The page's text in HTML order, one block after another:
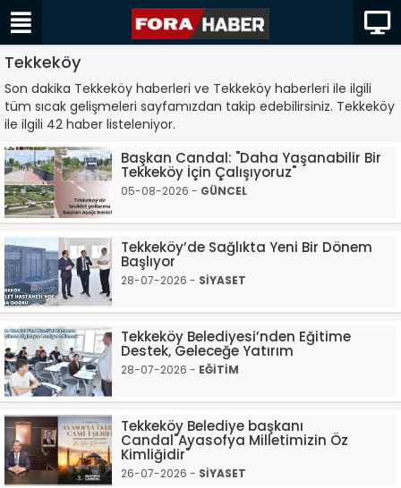
Tekkeköy
Son dakika Tekkeköy haberleri ve Tekkeköy haberleri ile ilgili
tüm sıcak gelişmeleri sayfamızdan takip edebilirsiniz. Tekkeköy
ile ilgili 42 haber listeleniyor.
Başkan Candal: "Daha Yaşanabilir Bir
Tekkeköy İçin Çalışıyoruz"
05-08-2026 - GÜNCEL
Tekkeköy’de Sağlıkta Yeni Bir Dönem
Başlıyor
28-07-2026 - SİYASET
Tekkeköy Belediyesi’nden Eğitime
Destek, Geleceğe Yatırım
28-07-2026 - EĞİTİM
Tekkeköy Belediye başkanı
Candal"Ayasofya Milletimizin Öz
Kimliğidir"
26-07-2026 - SİYASET